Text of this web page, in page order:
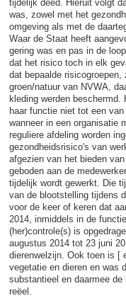
tijdelijk deed. Hieruit volgt
was, zowel met het
omgeving als met de
Waar de Staat heeft
gering was en pas in de
dat het risico toch in elk
dat bepaalde
groen/natuur van NVWA,
kleding werden
haar functie niet tot een
wanneer in een organisatie
reguliere afdeling worden
gezondheidsrisico's van
afgezien van het bieden
geboden aan de
tijdelijk wordt gewerkt. Die
van de blootstelling tijdens
voor de keer of keren dat
2014, inmiddels in de
(her)controle(s) is
augustus 2014 tot 23 juni
dierenwelzijn. Ook toen is [
vegetatie en dieren en was
substantieel en daarmee
reëel.